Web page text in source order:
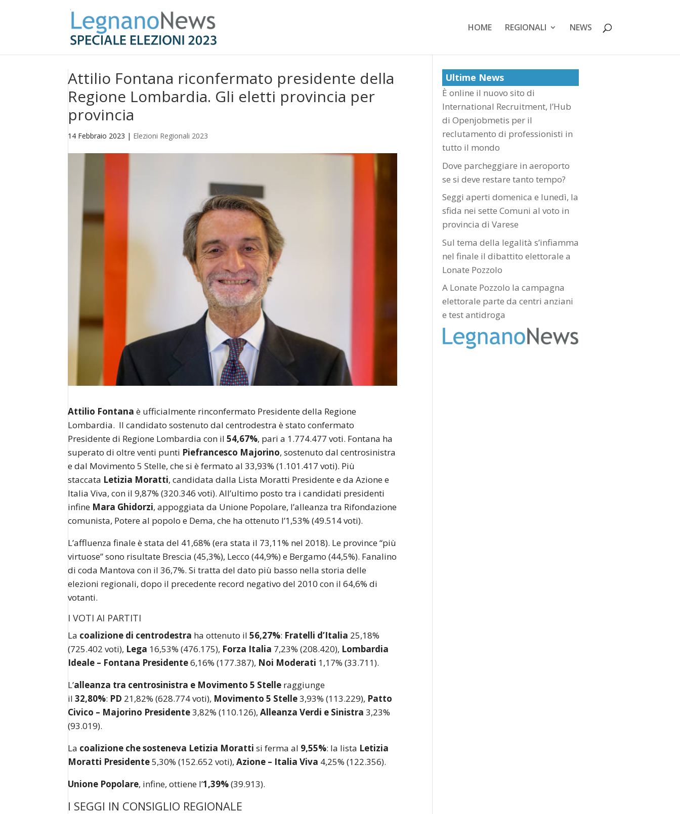
HOME REGIONALI NEWS
Attilio Fontana riconfermato presidente della
Regione Lombardia. Gli eletti provincia per
provincia
14 Febbraio 2023 | Elezioni Regionali 2023
Attilio Fontana è ufficialmente rinconfermato Presidente della Regione
Lombardia. Il candidato sostenuto dal centrodestra è stato confermato
Presidente di Regione Lombardia con il54,67%, pari a 1.774.477 voti. Fontana ha
superato di oltre venti punti Piefrancesco Majorino, sostenuto dal centrosinistra
e dal Movimento 5 Stelle, che si è fermato al 33,93% (1.101.417 voti). Più
staccata Letizia Moratti, candidata dalla Lista Moratti Presidente e da Azione e
Italia Viva, con il 9,87% (320.346 voti). All’ultimo posto tra i candidati presidenti
infine Mara Ghidorzi, appoggiata da Unione Popolare, l’alleanza tra Rifondazione
comunista, Potere al popolo e Dema, che ha ottenuto l’1,53% (49.514 voti).
L’affluenza finale è stata del 41,68% (era stata il 73,11% nel 2018). Le province “più
virtuose” sono risultate Brescia (45,3%), Lecco (44,9%) e Bergamo (44,5%). Fanalino
di coda Mantova con il 36,7%. Si tratta del dato più basso nella storia delle
elezioni regionali, dopo il precedente record negativo del 2010 con il 64,6% di
votanti.
I VOTI AI PARTITI
La coalizione di centrodestra ha ottenuto il56,27%: Fratelli d’Italia 25,18%
(725.402 voti), Lega 16,53% (476.175), Forza Italia 7,23% (208.420), Lombardia
Ideale – Fontana Presidente6,16% (177.387), Noi Moderati 1,17% (33.711).
L’alleanza tra centrosinistra e Movimento 5 Stelle raggiunge
il32,80%: PD 21,82% (628.774 voti), Movimento 5 Stelle3,93% (113.229), Patto
Civico – Majorino Presidente3,82% (110.126),Alleanza Verdi e Sinistra 3,23%
(93.019).
La coalizione che sosteneva Letizia Moratti si ferma al 9,55%: la lista Letizia
Moratti Presidente5,30% (152.652 voti),Azione – Italia Viva 4,25% (122.356).
Unione Popolare, infine, ottiene l’1,39%(39.913).
I SEGGI IN CONSIGLIO REGIONALE
Ultime News
È online il nuovo sito di
International Recruitment, l’Hub
di Openjobmetis per il
reclutamento di professionisti in
tutto il mondo
Dove parcheggiare in aeroporto
se si deve restare tanto tempo?
Seggi aperti domenica e lunedì, la
sfida nei sette Comuni al voto in
provincia di Varese
Sul tema della legalità s’infiamma
nel finale il dibattito elettorale a
Lonate Pozzolo
A Lonate Pozzolo la campagna
elettorale parte da centri anziani
e test antidroga